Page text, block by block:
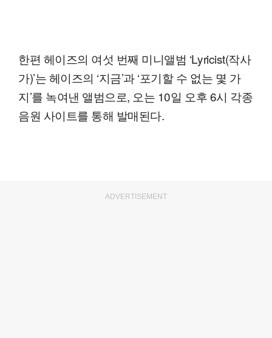
한편 헤이즈의 여섯 번째 미니앨범 ‘Lyricist(작사
가)’는 헤이즈의 ‘지금’과 ‘포기할 수 없는 몇 가
지’를 녹여낸 앨범으로, 오는 10일 오후 6시 각종
음원 사이트를 통해 발매된다.
ADVERTISEMENT